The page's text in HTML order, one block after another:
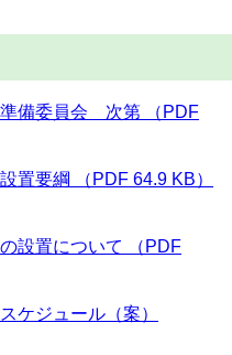
準備委員会 次第 （PDF
置要綱 （PDF 64.9 KB）
設置について （PDF
ケジュール（案）